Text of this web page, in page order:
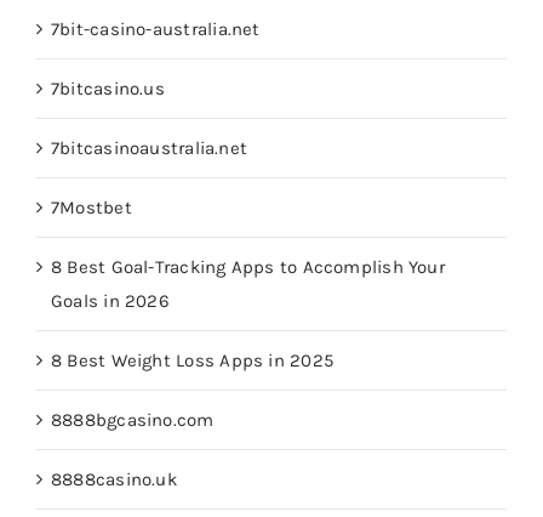
7bit-casino-australia.net
7bitcasino.us
7bitcasinoaustralia.net
7Mostbet
8 Best Goal-Tracking Apps to Accomplish Your
Goals in 2026
8 Best Weight Loss Apps in 2025
8888bgcasino.com
8888casino.uk